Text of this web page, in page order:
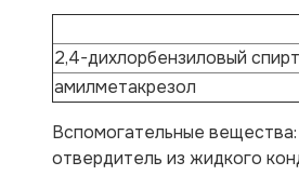
2,4-дихлорбензиловый спирт
амилметакрезол
Вспомогательные вещества:
отвердитель из жидкого